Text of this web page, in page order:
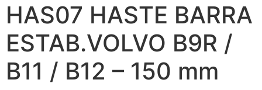
HAS07 HASTE BARRA
ESTAB.VOLVO B9R /
B11 / B12 – 150 mm